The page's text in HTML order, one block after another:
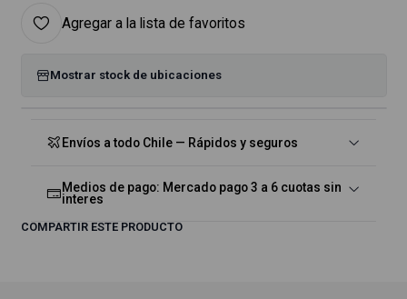
Agregar a la lista de favoritos
Mostrar stock de ubicaciones
Envíos a todo Chile — Rápidos y seguros
Medios de pago: Mercado pago 3 a 6 cuotas sin
interes
COMPARTIR ESTE PRODUCTO